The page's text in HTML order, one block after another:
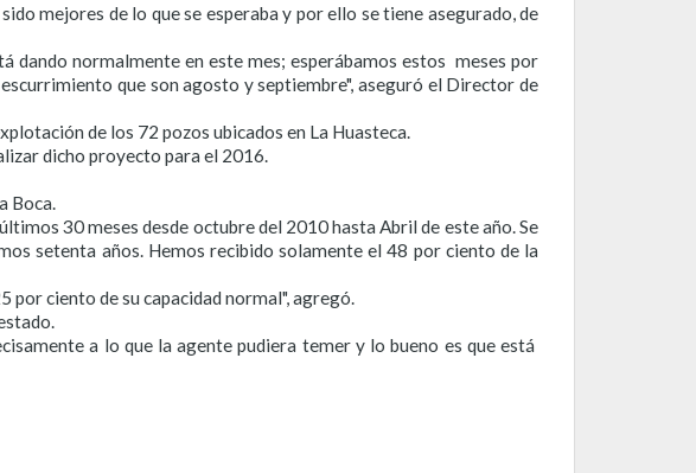
mejores de lo que se esperaba y por ello se tiene asegurado, de
dando normalmente en este mes; esperábamos estos meses por
que son agosto y septiembre", aseguró el Director de
de los 72 pozos ubicados en La Huasteca.
dicho proyecto para el 2016.
Boca.
30 meses desde octubre del 2010 hasta Abril de este año. Se
setenta años. Hemos recibido solamente el 48 por ciento de la
ciento de su capacidad normal", agregó.
a lo que la agente pudiera temer y lo bueno es que está